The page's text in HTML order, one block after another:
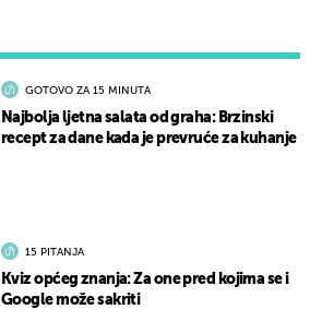
GOTOVO ZA 15 MINUTA
Najbolja ljetna salata od graha: Brzinski
recept za dane kada je prevruće za kuhanje
15 PITANJA
Kviz općeg znanja: Za one pred kojima se i
Google može sakriti